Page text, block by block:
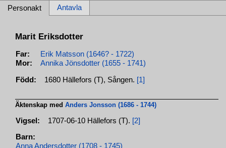
Personakt Antavla
Marit Eriksdotter
Far:
Erik Matsson (1646? - 1722)
Mor:
Annika Jönsdotter (1655 - 1741)
Född: 1680 Hällefors (T), Sången. [1]
Äktenskap medAnders Jonsson (1686 - 1744)
Vigsel: 1707-06-10 Hällefors (T). [2]
Barn:
Anna Andersdotter (1708 - 1745)